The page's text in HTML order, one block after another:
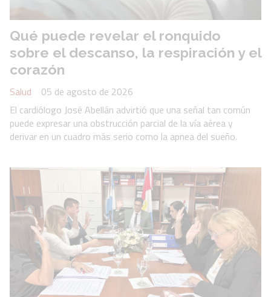
Qué puede revelar el ronquido
sobre el descanso, la respiración y el
corazón
Salud
05 de agosto de 2026
El cardiólogo José Abellán advirtió que una señal tan común
puede expresar una obstrucción parcial de la vía aérea y
derivar en un cuadro más serio como la apnea del sueño.